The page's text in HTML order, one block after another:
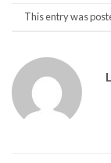
This entry was